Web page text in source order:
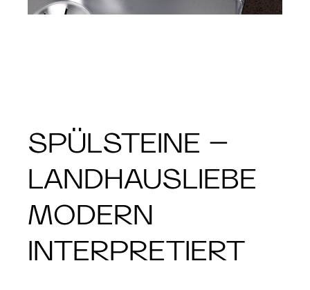
SPÜLSTEINE –
LANDHAUSLIEBE
MODERN
INTERPRETIERT